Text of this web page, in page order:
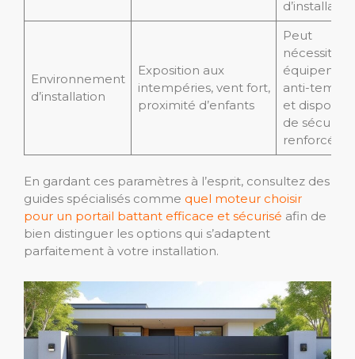
Environnement
d’installation
Exposition aux
intempéries, vent fort,
proximité d’enfants
Peut
nécessiter
anti-
et dispositifs
de sécurité
renforcés
En gardant ces paramètres à l’esprit, consultez des
guides spécialisés comme quel moteur choisir
pour un portail battant efficace et sécurisé afin de
bien distinguer les options qui s’adaptent
parfaitement à votre installation.